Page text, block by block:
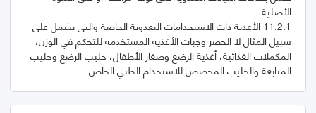
11.2.1 الأغذية ذات الاستخدامات التغذوية الخاصة والتي تشمل على
سبيل المثال لا الحصر وجبات الأغذية المستخدمة للتحكم في الوزن،
المكملات الغذائية، أغذية الرضع وصغار الأطفال، حليب الرضع وحليب
المتابعة والحليب المخصص للاستخدام الطبي الخاص.